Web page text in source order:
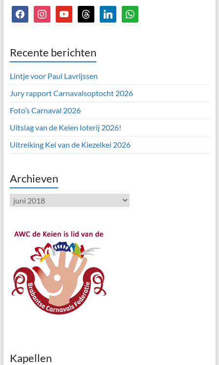
facebookinstagramyoutubethreads linkedinwhatsapp
Recente berichten
Lintje voor Paul Lavrijssen
Jury rapport Carnavalsoptocht 2026
Foto’s Carnaval 2026
Uitslag van de Keien loterij 2026!
Uitreiking Kei van de Kiezelkei 2026
Archieven
Archieven
Kapellen